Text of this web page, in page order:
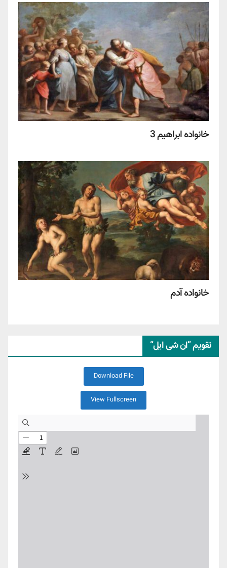
خانواده ابراهیم 3
خانواده آدم
تقویم ”ان شی ایل“
Download File
View Fullscreen